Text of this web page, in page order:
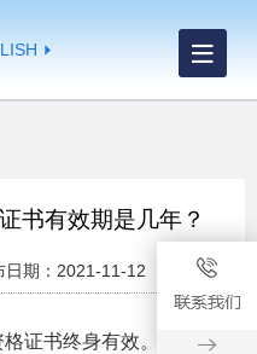
书有效期是几年？
期：2021-11-12
证书终身有效。